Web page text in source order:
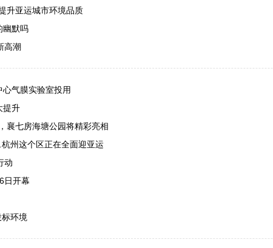
升亚运城市环境品质
幽默吗
高潮
气膜实验室投用
提升
襄七房海塘公园将精彩亮相
州这个区正在全面迎亚运
动
日开幕
环境